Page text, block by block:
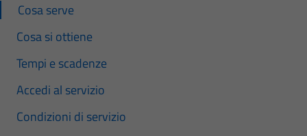
Cosa serve
Cosa si ottiene
Tempi e scadenze
Accedi al servizio
Condizioni di servizio